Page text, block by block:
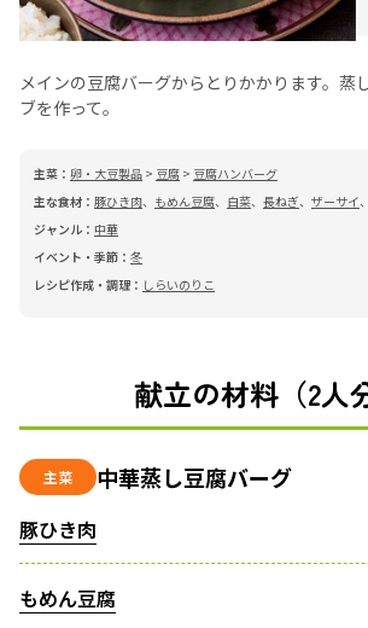
メインの豆腐バーグからとりかかります。蒸
ブを作って。
主菜： 卵・大豆製品 > 豆腐 > 豆腐ハンバーグ
主な食材： 豚ひき肉、 もめん豆腐、 白菜、 長ねぎ、 ザーサイ、
ジャンル： 中華
イベント・季節： 冬
レシピ作成・調理： しらいのりこ
献立の材料（2人
主菜 中華蒸し豆腐バーグ
豚ひき肉
もめん豆腐